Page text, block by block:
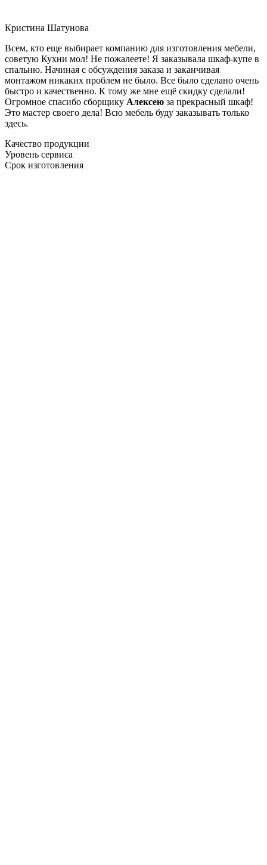
Кристина Шатунова
Всем, кто еще выбирает компанию для изготовления мебели,
советую Кухни мол! Не пожалеете! Я заказывала шкаф-купе в
спальню. Начиная с обсуждения заказа и заканчивая
монтажом никаких проблем не было. Все было сделано очень
быстро и качественно. К тому же мне ещё скидку сделали!
Огромное спасибо сборщику Алексею за прекрасный шкаф!
Это мастер своего дела! Всю мебель буду заказывать только
здесь.
Качество продукции
Уровень сервиса
Срок изготовления